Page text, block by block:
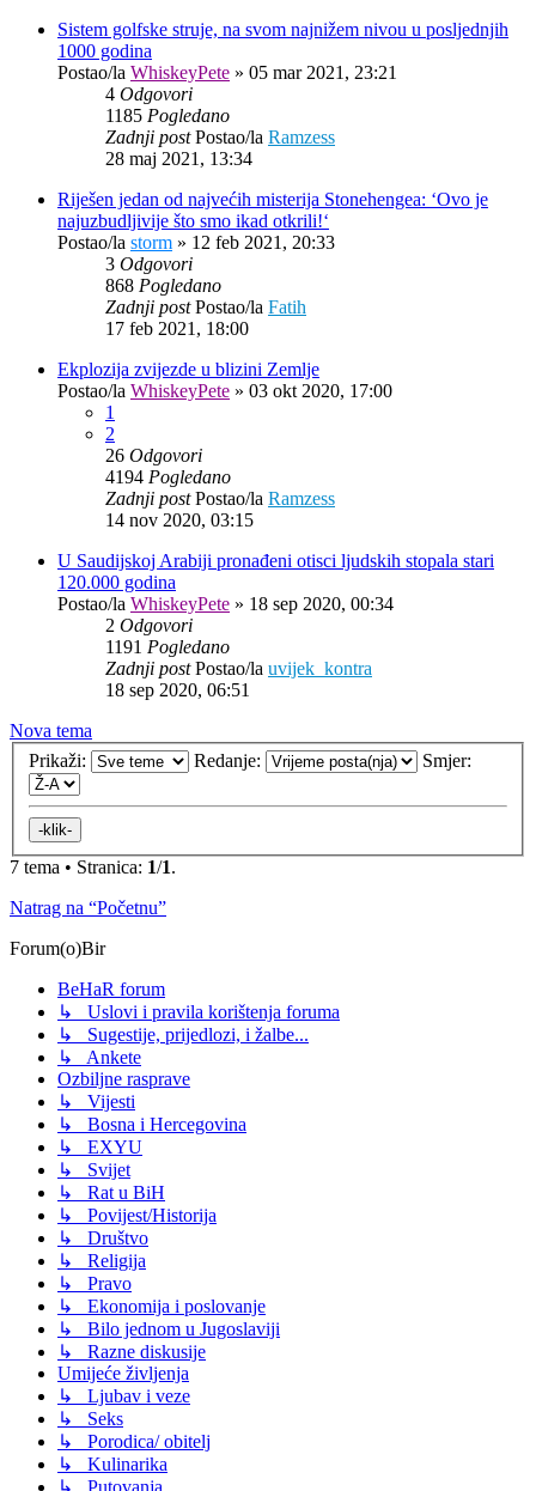
Sistem golfske struje, na svom najnižem nivou u posljednjih
1000 godina
Postao/la WhiskeyPete » 05 mar 2021, 23:21
4 Odgovori
1185 Pogledano
Zadnji postPostao/la Ramzess
28 maj 2021, 13:34
Riješen jedan od najvećih misterija Stonehengea: ‘Ovo je
najuzbudljivije što smo ikad otkrili!‘
Postao/la storm » 12 feb 2021, 20:33
3 Odgovori
868 Pogledano
Zadnji postPostao/la Fatih
17 feb 2021, 18:00
Ekplozija zvijezde u blizini Zemlje
Postao/la WhiskeyPete » 03 okt 2020, 17:00
1
2
26 Odgovori
4194 Pogledano
Zadnji postPostao/la Ramzess
14 nov 2020, 03:15
U Saudijskoj Arabiji pronađeni otisci ljudskih stopala stari
120.000 godina
Postao/la WhiskeyPete » 18 sep 2020, 00:34
2 Odgovori
1191 Pogledano
Zadnji postPostao/la uvijek_kontra
18 sep 2020, 06:51
Nova tema
Prikaži:
Redanje: Smjer:
7 tema • Stranica: 1/1.
Natrag na “Početnu”
Forum(o)Bir
BeHaR forum
↳ Uslovi i pravila korištenja foruma
↳ Sugestije, prijedlozi, i žalbe...
↳ Ankete
Ozbiljne rasprave
↳ Vijesti
↳ Bosna i Hercegovina
↳ EXYU
↳ Svijet
↳ Rat u BiH
↳ Povijest/Historija
↳ Društvo
↳ Religija
↳ Pravo
↳ Ekonomija i poslovanje
↳ Bilo jednom u Jugoslaviji
↳ Razne diskusije
Umijeće življenja
↳ Ljubav i veze
↳ Seks
↳ Porodica/ obitelj
↳ Kulinarika